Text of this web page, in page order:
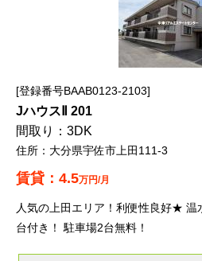
登録番号BAAB0123-2103
JハウスⅡ 201
3DK
大分県宇佐市上田111-3
4.5万円/月
人気の上田エリア！利便性良好★ 温
台付き！ 駐車場2台無料！